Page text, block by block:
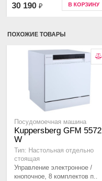
30 190 ₽ В КОРЗИНУ
ПОХОЖИЕ ТОВАРЫ
Посудомоечная машина
Kuppersberg GFM 5572
W
Тип: Настольная отдельно
стоящая
Управление электронное /
кнопочное, 8 комплектов п..